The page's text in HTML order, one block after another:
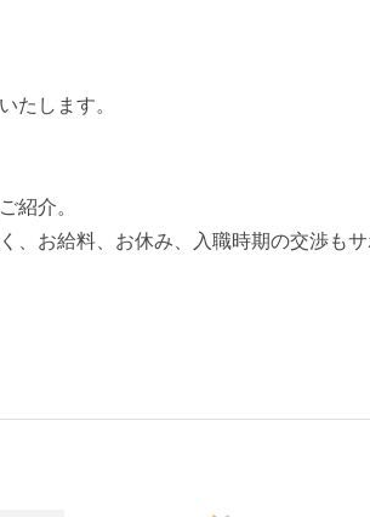
たします。
紹介。
、お給料、お休み、入職時期の交渉もサ